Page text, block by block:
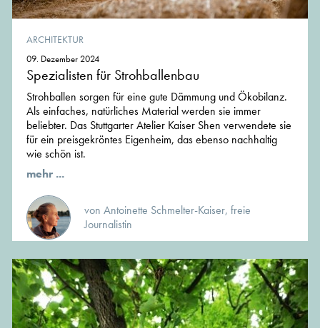
ARCHITEKTUR
09. Dezember 2024
Spezialisten für Strohballenbau
Strohballen sorgen für eine gute Dämmung und Ökobilanz.
Als einfaches, natürliches Material werden sie immer
beliebter. Das Stuttgarter Atelier Kaiser Shen verwendete sie
für ein preisgekröntes Eigenheim, das ebenso nachhaltig
wie schön ist.
mehr ...
von Antoinette Schmelter-Kaiser, freie
Journalistin